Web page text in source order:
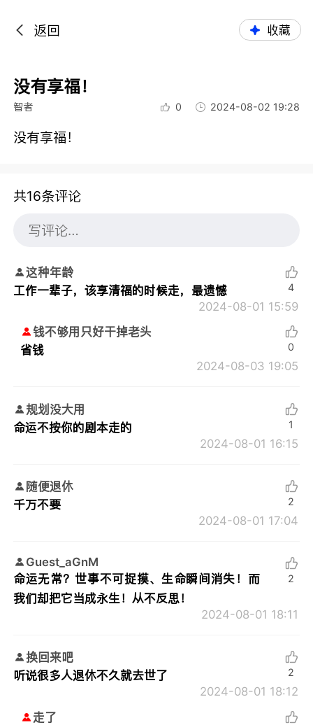
返回 收藏
没有享福！
智者 0 2024-08-02 19:28
没有享福！
共16条评论
这种年龄
工作一辈子，该享清福的时候走，最遗憾
2024-08-01 15:59
4
钱不够用只好干掉老头
省钱
2024-08-03 19:05
0
规划没大用
命运不按你的剧本走的
2024-08-01 16:15
1
随便退休
千万不要
2024-08-01 17:04
2
Guest_aGnM
命运无常？世事不可捉摸、生命瞬间消失！而
我们却把它当成永生！从不反思！
2024-08-01 18:11
2
换回来吧
听说很多人退休不久就去世了
2024-08-01 18:12
2
走了